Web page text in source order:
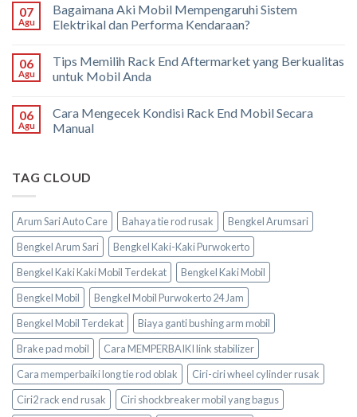
07
Agu
Bagaimana Aki Mobil Mempengaruhi Sistem
Elektrikal dan Performa Kendaraan?
06
Agu
Tips Memilih Rack End Aftermarket yang Berkualitas
untuk Mobil Anda
06
Agu
Cara Mengecek Kondisi Rack End Mobil Secara
Manual
TAG CLOUD
Arum Sari Auto Care Bahaya tie rod rusak
Bengkel Arumsari
Bengkel Arum Sari
Bengkel Kaki-Kaki Purwokerto
Bengkel Kaki Kaki Mobil Terdekat
Bengkel Kaki Mobil
Bengkel Mobil
Bengkel Mobil Purwokerto 24 Jam
Bengkel Mobil Terdekat
Biaya ganti bushing arm mobil
Brake pad mobil
Cara MEMPERBAIKI link stabilizer
Cara memperbaiki long tie rod oblak
Ciri-ciri wheel cylinder rusak
Ciri2 rack end rusak
Ciri shockbreaker mobil yang bagus